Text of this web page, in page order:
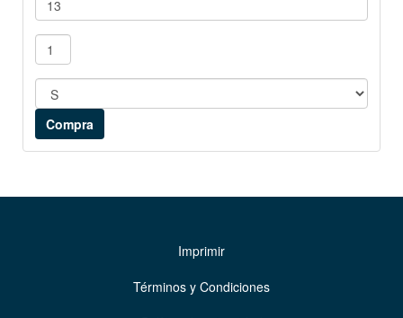
Imprimir
Términos y Condiciones